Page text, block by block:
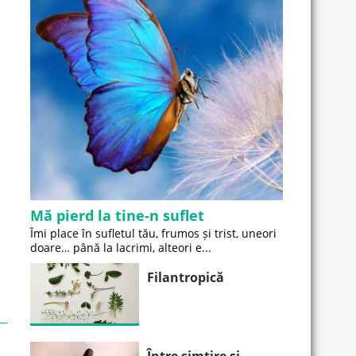
Mă pierd la tine-n suflet
Îmi place în sufletul tău, frumos și trist, uneori
doare… până la lacrimi, alteori e...
Filantropică